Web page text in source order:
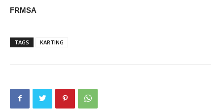
FRMSA
TAGS KARTING